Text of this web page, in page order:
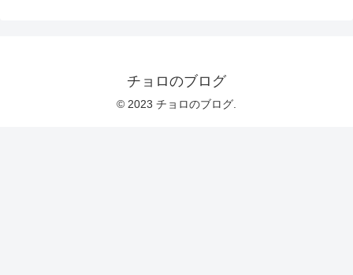
チョロのブログ
© 2023 チョロのブログ.